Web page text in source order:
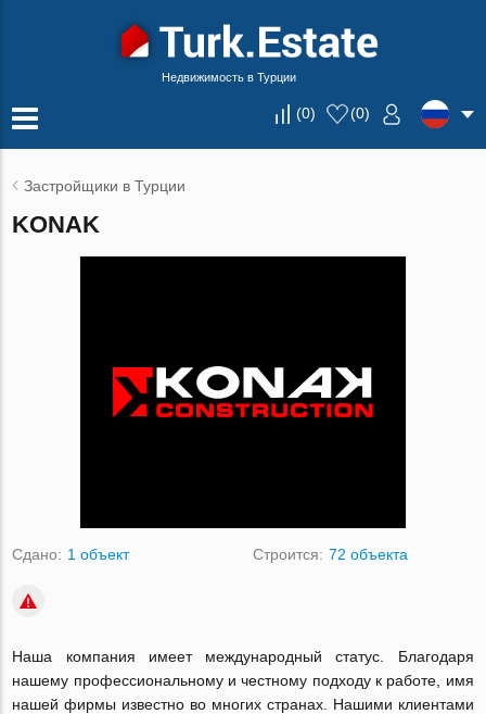
Недвижимость в Турции
(0) (0)
Застройщики в Турции
KONAK
Сдано: 1 объект Строится: 72 объекта
Наша компания имеет международный статус. Благодаря
нашему профессиональному и честному подходу к работе, имя
нашей фирмы известно во многих странах. Hашими клиентами